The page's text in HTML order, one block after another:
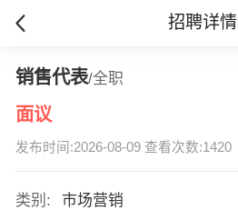
招聘详情
销售代表/全职
面议
发布时间:2026-08-09 查看次数:1420
类别:
市场营销